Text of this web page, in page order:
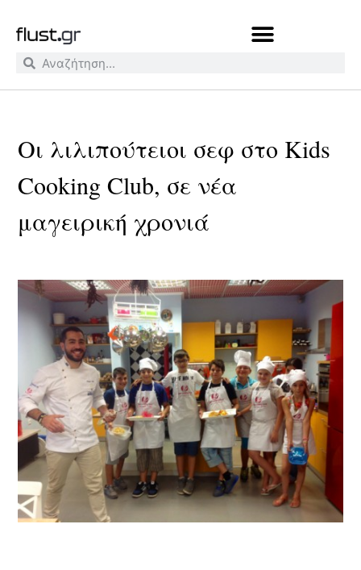
Οι λιλιπούτειοι σεφ στο Kids
Cooking Club, σε νέα
μαγειρική χρονιά